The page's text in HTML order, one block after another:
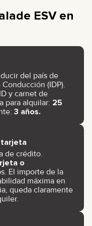
ESV en
del país de
(IDP).
y carnet de
para alquilar: 25
3 años.
tarjeta
de crédito.
o
El importe de la
máxima en
queda claramente